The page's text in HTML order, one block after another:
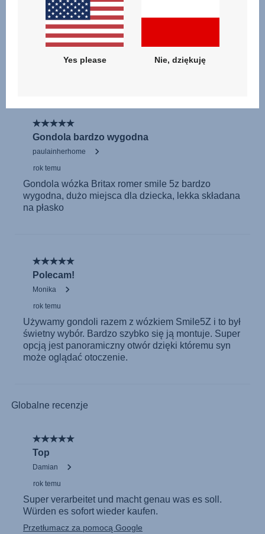
Yes please Nie, dziękuję